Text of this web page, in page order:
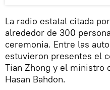
La radio estatal citada
alrededor de 300
ceremonia. Entre las
estuvieron presentes el
Tian Zhong y el ministro
Hasan Bahdon.